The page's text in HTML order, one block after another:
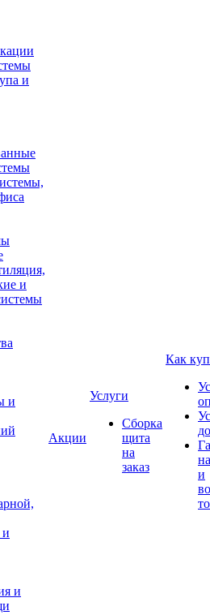
и
и
и
и
и
Акции
Услуги
Сборка
щита
на
заказ
Как
и